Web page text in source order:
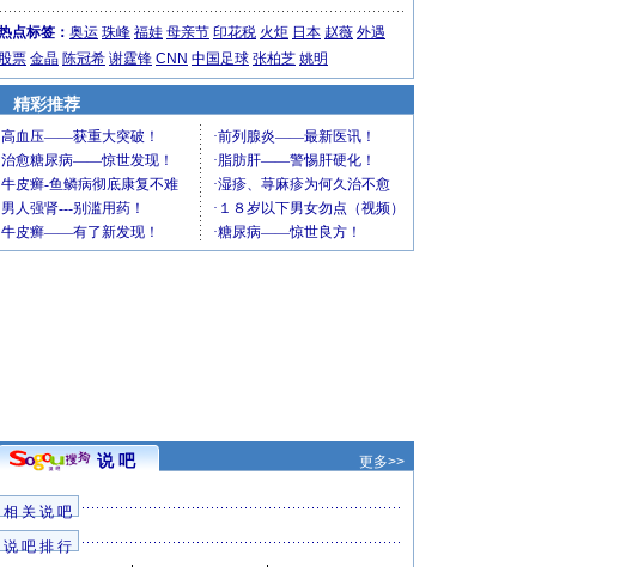
点标签： 奥运 珠峰 福娃 母亲节 印花税 火炬 日本 赵薇 外遇
股票 金晶 陈冠希 谢霆锋 CNN 中国足球 张柏芝 姚明
精彩推荐
说 吧 更多>>
相 关 说 吧
说 吧 排 行